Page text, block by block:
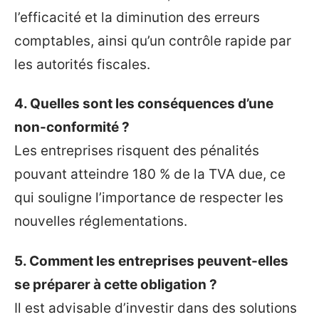
l’efficacité et la diminution des erreurs
comptables, ainsi qu’un contrôle rapide par
les autorités fiscales.
4. Quelles sont les conséquences d’une
non-conformité ?
Les entreprises risquent des pénalités
pouvant atteindre 180 % de la TVA due, ce
qui souligne l’importance de respecter les
nouvelles réglementations.
5. Comment les entreprises peuvent-elles
se préparer à cette obligation ?
Il est advisable d’investir dans des solutions